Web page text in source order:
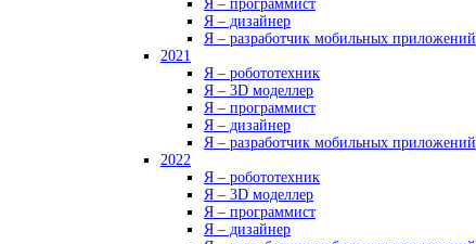
Я – программист
Я – дизайнер
Я – разработчик мобильных приложений
2021
Я – робототехник
Я – 3D моделлер
Я – программист
Я – дизайнер
Я – разработчик мобильных приложений
2022
Я – робототехник
Я – 3D моделлер
Я – программист
Я – дизайнер